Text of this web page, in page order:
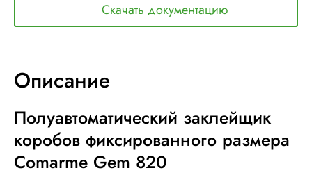
Скачать документацию
Описание
Полуавтоматический заклейщик
коробов фиксированного размера
Comarme Gem 820